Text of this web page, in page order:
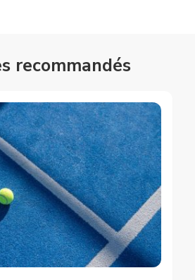
recommandés